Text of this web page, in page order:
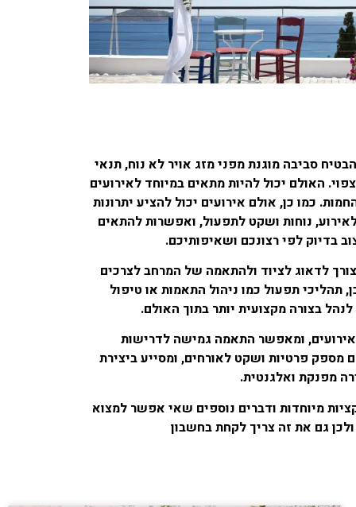
סביבה מוגנת מפני מזג אויר לא נוח, תנאי
האולם יכול להיות מתאים במיוחד לאירועים
כמו כן, אולם אירועים יכול להציע יתרונות
נוחות ושקט לתפעול, ואפשרות להתאים
בדיוק לפי רצונכם ושאיפותיכם.
לדאוג לציוד ולהתאמה של המרחב לצרכים
תהליכי תפעול כמו ניהול התאמות או טיפול
בצורה מקצועית יותר בתוך האולם.
ומאפשר התאמה גמישה לדרישות
מספק פרטיות ושקט לאורחים, ומסייע ביצירת
מפנקת ואלגנטית.
מיוחדות ודברים נוספים שאי אפשר למצוא
גם את זה צריך לקחת בחשבון